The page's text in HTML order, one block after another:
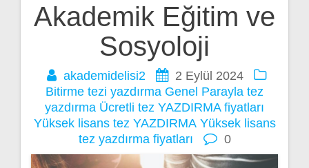
Akademik Eğitim ve
Sosyoloji
akademidelisi2
2 Eylül 2024
Bitirme tezi yazdırma Genel Parayla tez
yazdırma Ücretli tez YAZDIRMA fiyatları
Yüksek lisans tez YAZDIRMA Yüksek lisans
tez yazdırma fiyatları
0
Yazı
gezinmesi